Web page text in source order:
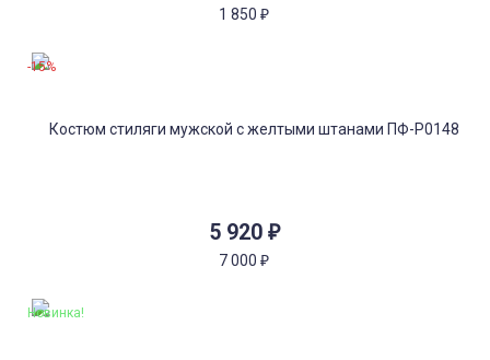
1 850 ₽
5 920 ₽
7 000 ₽
-15%
Новинка!